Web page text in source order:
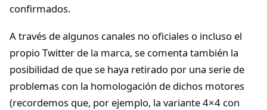
confirmados.
A través de algunos canales no oficiales o incluso el
propio Twitter de la marca, se comenta también la
posibilidad de que se haya retirado por una serie de
problemas con la homologación de dichos motores
(recordemos que, por ejemplo, la variante 4×4 con